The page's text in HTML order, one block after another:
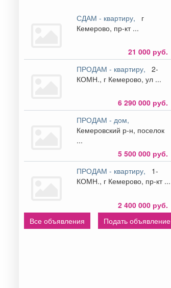
СДАМ - квартиру,
г
Кемерово, пр-кт ...
21 000 руб.
ПРОДАМ - квартиру,
2-
КОМН., г Кемерово, ул ...
6 290 000 руб.
ПРОДАМ - дом,
Кемеровский р-н, поселок
...
5 500 000 руб.
ПРОДАМ - квартиру,
1-
КОМН., г Кемерово, пр-кт ...
2 400 000 руб.
Все объявления
Подать объявление